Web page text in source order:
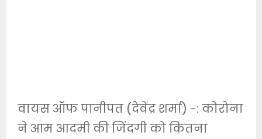
वायस ऑफ पानीपत (देवेंद्र शर्मा) -: कोरोना
ने आम आदमी की जिंदगी को कितना